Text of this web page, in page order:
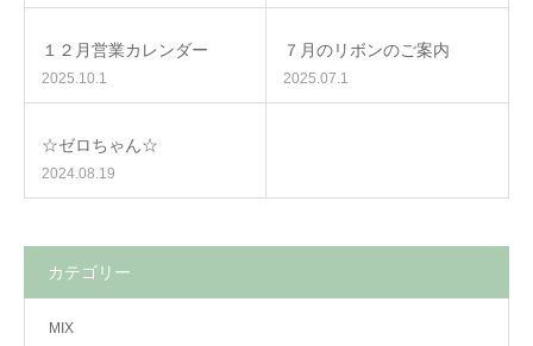
１２月営業カレンダー
2025.10.1
７月のリボンのご案内
2025.07.1
☆ゼロちゃん☆
2024.08.19
カテゴリー
MIX